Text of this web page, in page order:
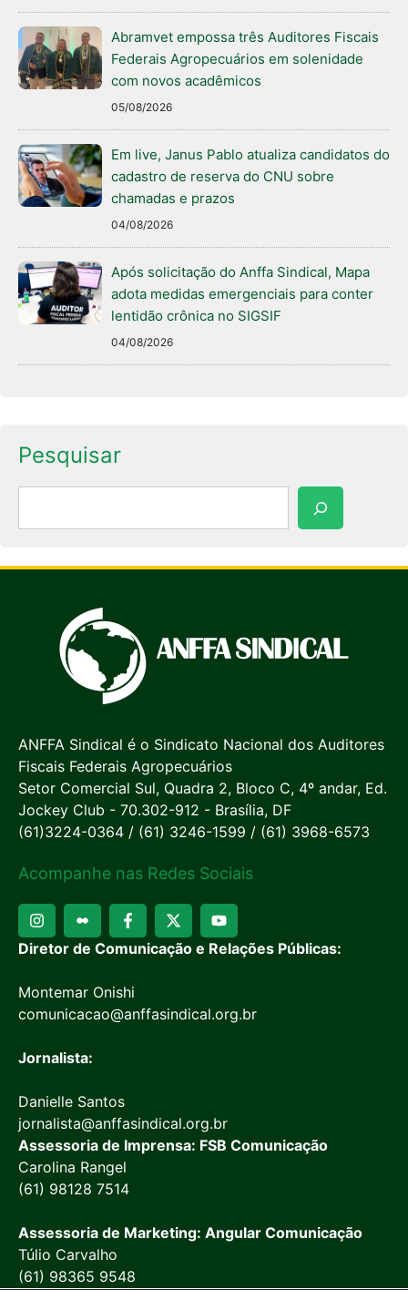
Abramvet empossa três Auditores Fiscais
Federais Agropecuários em solenidade
com novos acadêmicos
05/08/2026
Em live, Janus Pablo atualiza candidatos do
cadastro de reserva do CNU sobre
chamadas e prazos
04/08/2026
Após solicitação do Anffa Sindical, Mapa
adota medidas emergenciais para conter
lentidão crônica no SIGSIF
04/08/2026
Pesquisar
ANFFA Sindical é o Sindicato Nacional dos Auditores
Fiscais Federais Agropecuários
Setor Comercial Sul, Quadra 2, Bloco C, 4º andar, Ed.
Jockey Club - 70.302-912 - Brasília, DF
(61)3224-0364 / (61) 3246-1599 / (61) 3968-6573
Acompanhe nas Redes Sociais
Diretor de Comunicação e Relações Públicas:
Montemar Onishi
comunicacao@anffasindical.org.br
Jornalista:
Danielle Santos
jornalista@anffasindical.org.br
Assessoria de Imprensa: FSB Comunicação
Carolina Rangel
(61) 98128 7514
Assessoria de Marketing: Angular Comunicação
Túlio Carvalho
(61) 98365 9548